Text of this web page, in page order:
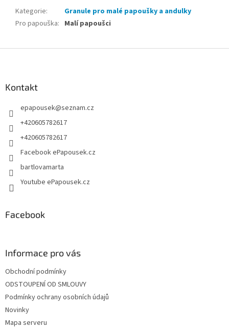
Kategorie:
Granule pro malé papoušky a andulky
Pro papouška: Malí papoušci
Kontakt
epapousek@seznam.cz
+420605782617
+420605782617
Facebook ePapousek.cz
bartlovamarta
Youtube ePapousek.cz
Facebook
Informace pro vás
Obchodní podmínky
ODSTOUPENÍ OD SMLOUVY
Podmínky ochrany osobních údajů
Novinky
Mapa serveru